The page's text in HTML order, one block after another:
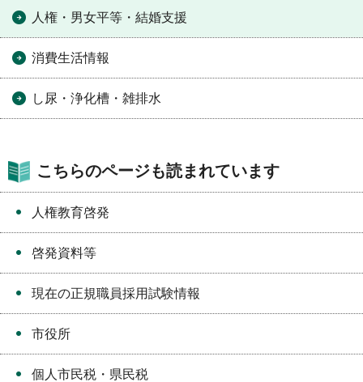
人権・男女平等・結婚支援
消費生活情報
し尿・浄化槽・雑排水
こちらのページも読まれています
人権教育啓発
啓発資料等
現在の正規職員採用試験情報
市役所
個人市民税・県民税